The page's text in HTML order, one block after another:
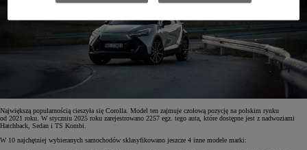
Największą popularnością cieszyła się Corolla. Model ten zajmuje czołową pozycję na polskim rynku
od 2021 roku. W styczniu 2025 roku zarejestrowano 2257 egz. tego auta, które dostępne jest z nadwoziami
Hatchback, Sedan i TS Kombi.
W 10 najchętniej wybieranych samochodów sklasyfikowano jeszcze 4 inne modele marki: